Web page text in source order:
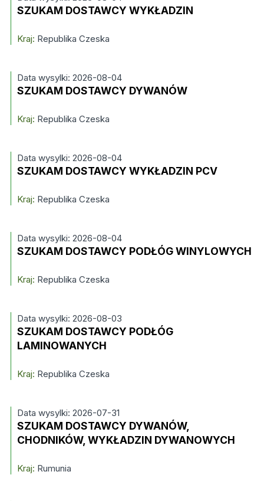
SZUKAM DOSTAWCY WYKŁADZIN
Kraj: Republika Czeska
Data wysylki: 2026-08-04
SZUKAM DOSTAWCY DYWANÓW
Kraj: Republika Czeska
Data wysylki: 2026-08-04
SZUKAM DOSTAWCY WYKŁADZIN PCV
Kraj: Republika Czeska
Data wysylki: 2026-08-04
SZUKAM DOSTAWCY PODŁÓG WINYLOWYCH
Kraj: Republika Czeska
Data wysylki: 2026-08-03
SZUKAM DOSTAWCY PODŁÓG
LAMINOWANYCH
Kraj: Republika Czeska
Data wysylki: 2026-07-31
SZUKAM DOSTAWCY DYWANÓW,
CHODNIKÓW, WYKŁADZIN DYWANOWYCH
Kraj: Rumunia